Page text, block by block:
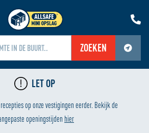
ZOEKEN
Jouw locatiediensten zijn uitgeschakeld.
jouw locatiediensten in om deze functie te gebruiken.
LET OP
op onze vestigingen eerder. Bekijk de
openingstijden hier
LAAGSTE PRIJS
Home